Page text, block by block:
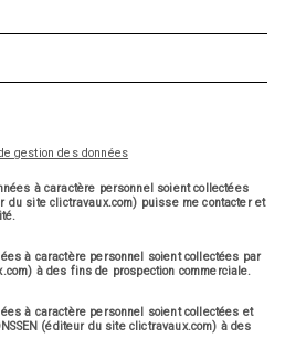
gestion des données
à caractère personnel soient collectées
du site clictravaux.com) puisse me contacter et
à caractère personnel soient collectées par
à des fins de prospection commerciale.
à caractère personnel soient collectées et
(éditeur du site clictravaux.com) à des